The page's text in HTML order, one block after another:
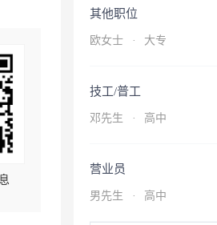
其他职位
欧女士 · 大专
技工/普工
邓先生 · 高中
营业员
男先生 · 高中